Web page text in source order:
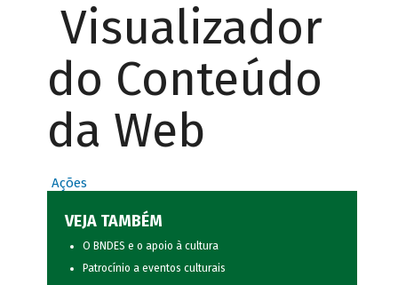
Visualizador
do Conteúdo
da Web
Ações
VEJA TAMBÉM
O BNDES e o apoio à cultura
Patrocínio a eventos culturais